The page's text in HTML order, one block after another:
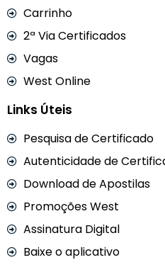
Carrinho
2ª Via Certificados
Vagas
West Online
Links Úteis
Pesquisa de Certificado
Autenticidade de
Download de Apostilas
Promoções West
Assinatura Digital
Baixe o aplicativo